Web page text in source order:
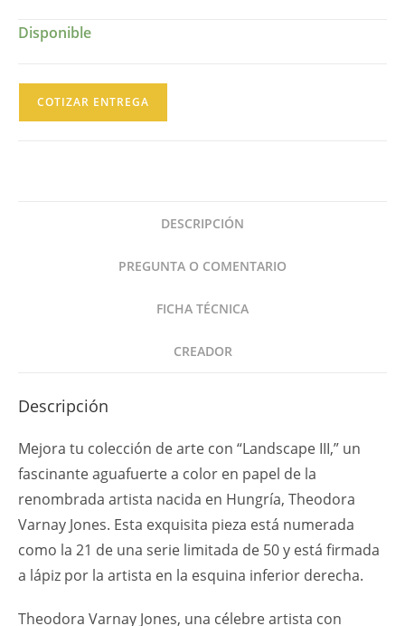
Disponible
COTIZAR ENTREGA
DESCRIPCIÓN
PREGUNTA O COMENTARIO
FICHA TÉCNICA
CREADOR
Descripción
Mejora tu colección de arte con “Landscape III,” un
fascinante aguafuerte a color en papel de la
renombrada artista nacida en Hungría, Theodora
Varnay Jones. Esta exquisita pieza está numerada
como la 21 de una serie limitada de 50 y está firmada
a lápiz por la artista en la esquina inferior derecha.
Theodora Varnay Jones, una célebre artista con